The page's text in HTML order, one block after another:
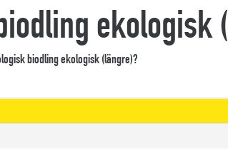
ekologisk
biodling ekologisk (längre)?